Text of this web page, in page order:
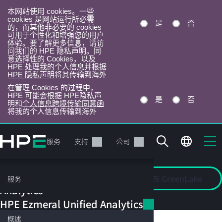
本网站使用 cookies。一些
cookies 是网站运行所必需
的，而其他非必要的 cookies
可用于个性化和增强您的用户
体验。要了解更多信息，请访
问我们的 HPE 隐私声明。同
意选择性的 Cookies，以及
HPE 处理我的个人信息并根据
HPE 隐私声明将其传输到海外
是 否
在管理 Cookies 的过程中，
HPE 可能会根据 HPE隐私声
明和个人信息跨境传输同意函
将我的个人信息传输到海外
是 否
转
到
目
录
产品 服务 支持 公司
服务
Unified
Analytics
概述
HPE Ezmeral Unified Analytics